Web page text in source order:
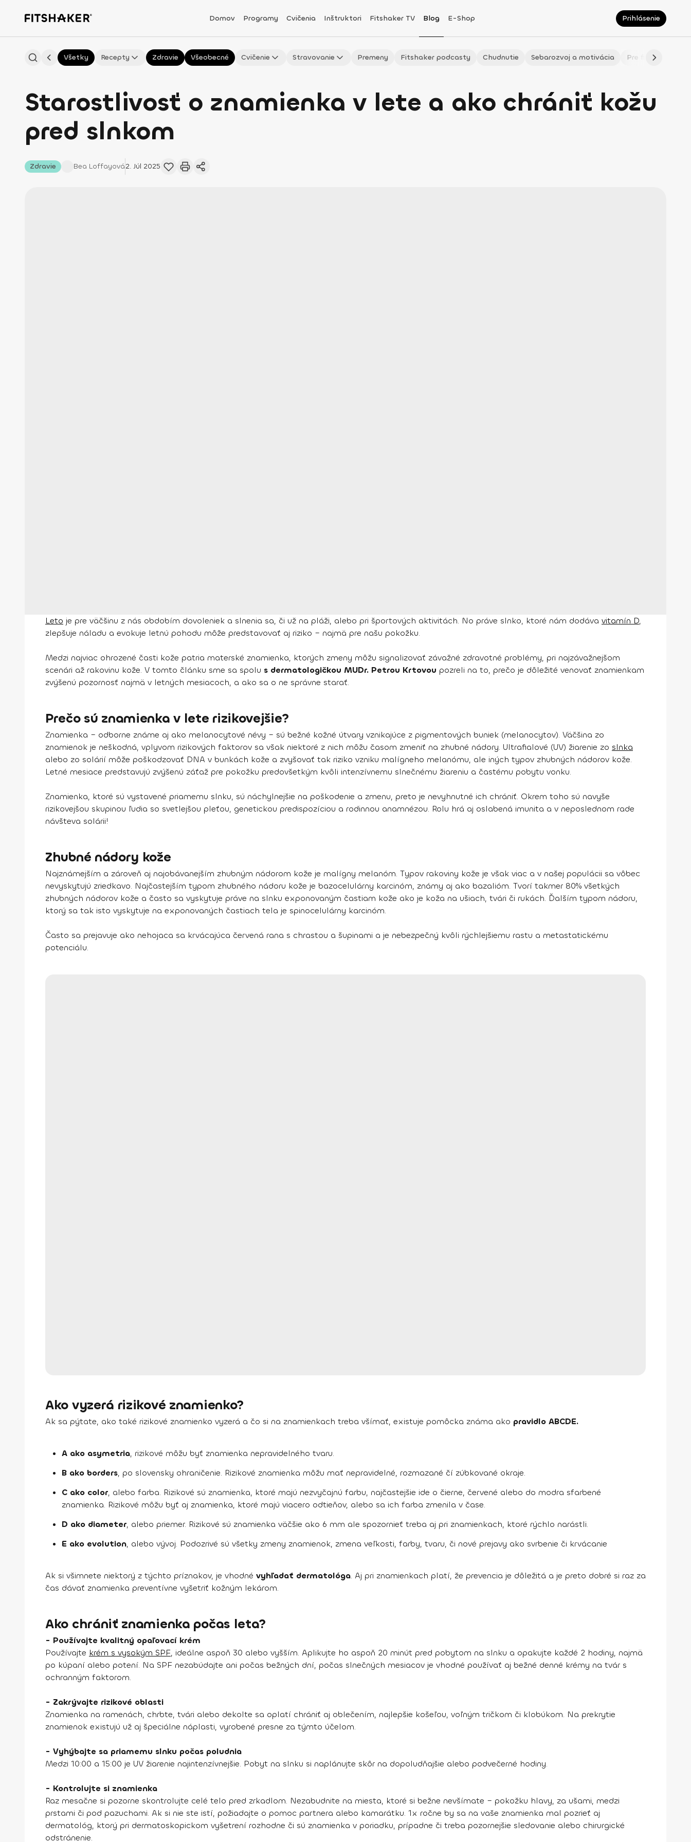
Domov Programy Cvičenia Inštruktori Fitshaker TV Blog E-Shop Prihlásenie
Všetky Recepty Zdravie Všeobecné Cvičenie Stravovanie Premeny Fitshaker podcasty Chudnutie Sebarozvoj a motivácia Pre fitmaminky
Starostlivosť o znamienka v lete a ako chrániť kožu
pred slnkom
Zdravie Bea Loffayová2. Júl 2025
Leto je pre väčšinu z nás obdobím dovoleniek a slnenia sa, či už na pláži, alebo pri športových aktivitách. No práve slnko, ktoré nám dodáva vitamín D,
zlepšuje náladu a evokuje letnú pohodu môže predstavovať aj riziko – najmä pre našu pokožku.
Medzi najviac ohrozené časti kože patria materské znamienka, ktorých zmeny môžu signalizovať závažné zdravotné problémy, pri najzávažnejšom
scenári až rakovinu kože. V tomto článku sme sa spolu s dermatologičkou MUDr. Petrou Krtovou pozreli na to, prečo je dôležité venovať znamienkam
zvýšenú pozornosť najmä v letných mesiacoch, a ako sa o ne správne starať.
Prečo sú znamienka v lete rizikovejšie?
Znamienka – odborne známe aj ako melanocytové névy – sú bežné kožné útvary vznikajúce z pigmentových buniek (melanocytov). Väčšina zo
znamienok je neškodná, vplyvom rizikových faktorov sa však niektoré z nich môžu časom zmeniť na zhubné nádory. Ultrafialové (UV) žiarenie zo slnka
alebo zo solárií môže poškodzovať DNA v bunkách kože a zvyšovať tak riziko vzniku malígneho melanómu, ale iných typov zhubných nádorov kože.
Letné mesiace predstavujú zvýšenú záťaž pre pokožku predovšetkým kvôli intenzívnemu slnečnému žiareniu a častému pobytu vonku.
Znamienka, ktoré sú vystavené priamemu slnku, sú náchylnejšie na poškodenie a zmenu, preto je nevyhnutné ich chrániť. Okrem toho sú navyše
rizikovejšou skupinou ľudia so svetlejšou pleťou, genetickou predispozíciou a rodinnou anamnézou. Rolu hrá aj oslabená imunita a v neposlednom rade
návšteva solárii!
Zhubné nádory kože
Najznámejším a zároveň aj najobávanejším zhubným nádorom kože je malígny melanóm. Typov rakoviny kože je však viac a v našej populácii sa vôbec
nevyskytujú zriedkavo. Najčastejším typom zhubného nádoru kože je bazocelulárny karcinóm, známy aj ako bazalióm. Tvorí takmer 80% všetkých
zhubných nádorov kože a často sa vyskytuje práve na slnku exponovaným častiam kože ako je koža na ušiach, tvári či rukách. Ďalším typom nádoru,
ktorý sa tak isto vyskytuje na exponovaných častiach tela je spinocelulárny karcinóm.
Často sa prejavuje ako nehojaca sa krvácajúca červená rana s chrastou a šupinami a je nebezpečný kvôli rýchlejšiemu rastu a metastatickému
potenciálu.
Ako vyzerá rizikové znamienko?
Ak sa pýtate, ako také rizikové znamienko vyzerá a čo si na znamienkach treba všímať, existuje pomôcka známa ako pravidlo ABCDE.
A ako asymetria, rizikové môžu byť znamienka nepravidelného tvaru.
B ako borders, po slovensky ohraničenie. Rizikové znamienka môžu mať nepravidelné, rozmazané čí zúbkované okraje.
C ako color, alebo farba. Rizikové sú znamienka, ktoré majú nezvyčajnú farbu, najčastejšie ide o čierne, červené alebo do modra sfarbené
znamienka. Rizikové môžu byť aj znamienka, ktoré majú viacero odtieňov, alebo sa ich farba zmenila v čase.
D ako diameter, alebo priemer. Rizikové sú znamienka väčšie ako 6 mm ale spozornieť treba aj pri znamienkach, ktoré rýchlo narástli.
E ako evolution, alebo vývoj. Podozrivé sú všetky zmeny znamienok, zmena veľkosti, farby, tvaru, či nové prejavy ako svrbenie či krvácanie
Ak si všimnete niektorý z týchto príznakov, je vhodné vyhľadať dermatológa. Aj pri znamienkach platí, že prevencia je dôležitá a je preto dobré si raz za
čas dávať znamienka preventívne vyšetriť kožným lekárom.
Ako chrániť znamienka počas leta?
- Používajte kvalitný opaľovací krém
Používajte krém s vysokým SPF, ideálne aspoň 30 alebo vyšším. Aplikujte ho aspoň 20 minút pred pobytom na slnku a opakujte každé 2 hodiny, najmä
po kúpaní alebo potení. Na SPF nezabúdajte ani počas bežných dní, počas slnečných mesiacov je vhodné používať aj bežné denné krémy na tvár s
ochranným faktorom.
- Zakrývajte rizikové oblasti
Znamienka na ramenách, chrbte, tvári alebo dekolte sa oplatí chrániť aj oblečením, najlepšie košeľou, voľným tričkom či klobúkom. Na prekrytie
znamienok existujú už aj špeciálne náplasti, vyrobené presne za týmto účelom.
- Vyhýbajte sa priamemu slnku počas poludnia
Medzi 10:00 a 15:00 je UV žiarenie najintenzívnejšie. Pobyt na slnku si naplánujte skôr na dopoludňajšie alebo podvečerné hodiny.
- Kontrolujte si znamienka
Raz mesačne si pozorne skontrolujte celé telo pred zrkadlom. Nezabudnite na miesta, ktoré si bežne nevšímate – pokožku hlavy, za ušami, medzi
prstami či pod pazuchami. Ak si nie ste istí, požiadajte o pomoc partnera alebo kamarátku. 1x ročne by sa na vaše znamienka mal pozrieť aj
dermatológ, ktorý pri dermatoskopickom vyšetrení rozhodne či sú znamienka v poriadku, prípadne či treba pozornejšie sledovanie alebo chirurgické
odstránenie.